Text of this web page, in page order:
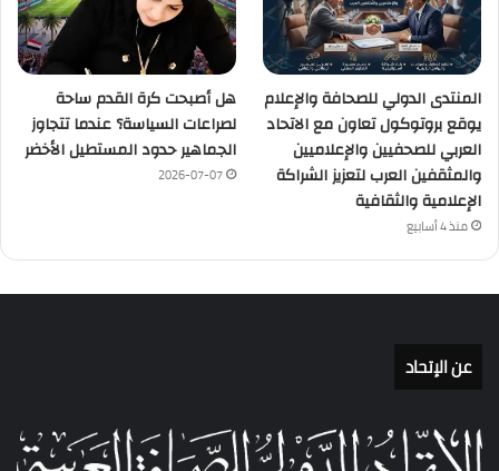
المنتدى الدولي للصحافة والإعلام
يوقع بروتوكول تعاون مع الاتحاد
العربي للصحفيين والإعلاميين
والمثقفين العرب لتعزيز الشراكة
الإعلامية والثقافية
منذ 4 أسابيع
هل أصبحت كرة القدم ساحة
لصراعات السياسة؟ عندما تتجاوز
الجماهير حدود المستطيل الأخضر
2026-07-07
عن الإتحاد